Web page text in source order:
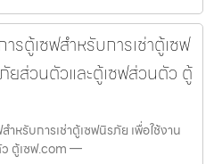
ารตู้เซฟสำหรับการเช่าตู้เซฟ
ยส่วนตัวและตู้เซฟส่วนตัว ตู้
ำหรับการเช่าตู้เซฟนิรภัย เพื่อใช้งาน
ตู้เซฟ.com —